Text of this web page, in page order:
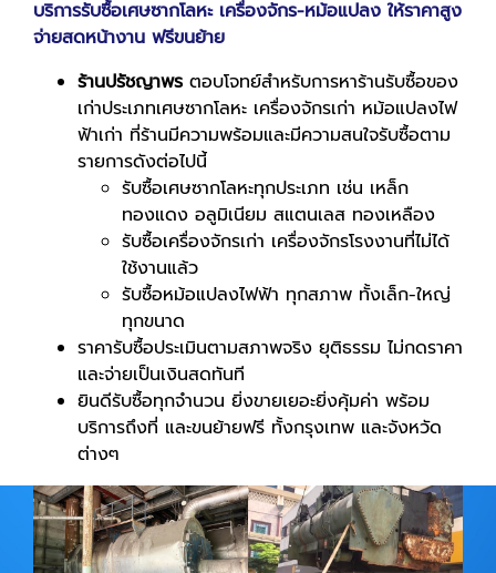
บริการรับซื้อเศษซากโลหะ เครื่องจักร-หม้อแปลง ให้ราคาสูง
จ่ายสดหน้างาน ฟรีขนย้าย
ร้านปรัชญาพร ตอบโจทย์สำหรับการหาร้านรับซื้อของ
เก่าประเภทเศษซากโลหะ เครื่องจักรเก่า หม้อแปลงไฟ
ฟ้าเก่า ที่ร้านมีความพร้อมและมีความสนใจรับซื้อตาม
รายการดังต่อไปนี้
รับซื้อเศษซากโลหะทุกประเภท เช่น เหล็ก
ทองแดง อลูมิเนียม สแตนเลส ทองเหลือง
รับซื้อเครื่องจักรเก่า เครื่องจักรโรงงานที่ไม่ได้
ใช้งานแล้ว
รับซื้อหม้อแปลงไฟฟ้า ทุกสภาพ ทั้งเล็ก-ใหญ่
ทุกขนาด
ราคารับซื้อประเมินตามสภาพจริง ยุติธรรม ไม่กดราคา
และจ่ายเป็นเงินสดทันที
ยินดีรับซื้อทุกจำนวน ยิ่งขายเยอะยิ่งคุ้มค่า พร้อม
บริการถึงที่ และขนย้ายฟรี ทั้งกรุงเทพ และจังหวัด
ต่างๆ